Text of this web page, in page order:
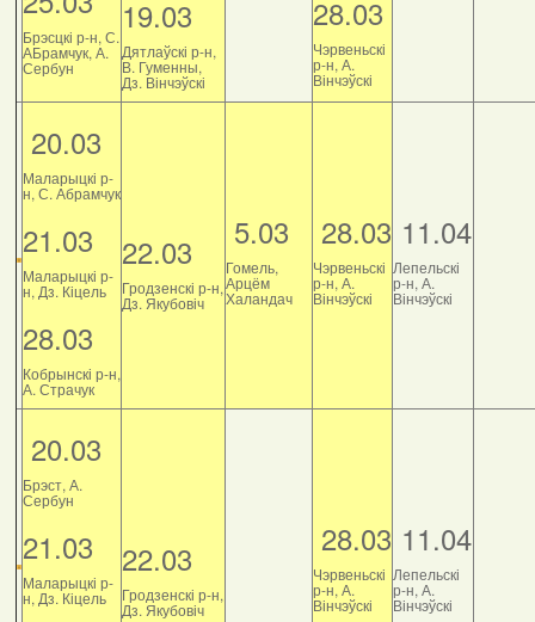
Брэсцкі р-н, С.
АБрамчук, А.
Сербун
19.03
Дятлаўскі р-н,
В. Гуменны,
Дз. Вінчэўскі
28.03
Чэрвеньскі
р-н, А.
Вінчэўскі
20.03
Маларыцкі р-
н, С. Абрамчук
21.03
Маларыцкі р-
н, Дз. Кіцель
28.03
Кобрынскі р-н,
А. Страчук
22.03
Гродзенскі р-н,
Дз. Якубовіч
5.03
Гомель,
Арцём
Халандач
28.03
Чэрвеньскі
р-н, А.
Вінчэўскі
11.04
Лепельскі
р-н, А.
Вінчэўскі
20.03
Брэст, А.
Сербун
21.03
Маларыцкі р-
н, Дз. Кіцель
22.03
Гродзенскі р-н,
Дз. Якубовіч
28.03
Чэрвеньскі
р-н, А.
Вінчэўскі
11.04
Лепельскі
р-н, А.
Вінчэўскі